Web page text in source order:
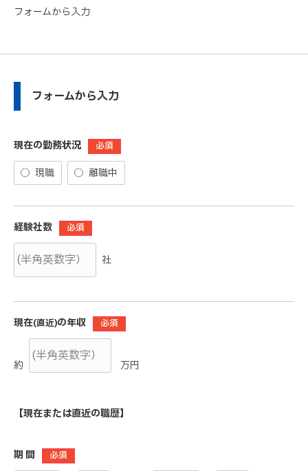
フォームから入力
フォームから入力
現在の勤務状況 必須
現職 離職中
経験社数 必須
社
現在(直近)の年収 必須
約 万円
【現在または直近の職歴】
期 間 必須